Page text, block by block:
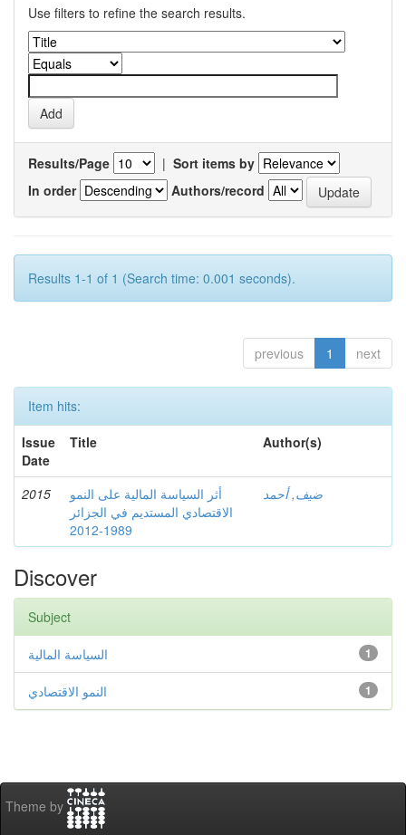
Use filters to refine the search results.
Results/Page | Sort items by
In order
Authors/record
Results 1-1 of 1 (Search time: 0.001 seconds).
previous 1 next
Item hits:
Issue
Date
Title Author(s)
2015
أثر السياسة المالية على النمو
الاقتصادي المستديم في الجزائر
1989-2012
ضيف, أحمد
Discover
Subject
1 السياسة المالية
1 النمو الاقتصادي
Theme by